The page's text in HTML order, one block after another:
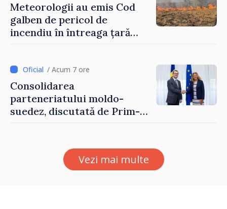
Meteorologii au emis Cod
galben de pericol de
incendiu în întreaga țară
/ Acum 7 ore
Consolidarea
parteneriatului moldo-
suedez, discutată de Prim-
Petra Lärke
Vezi mai multe